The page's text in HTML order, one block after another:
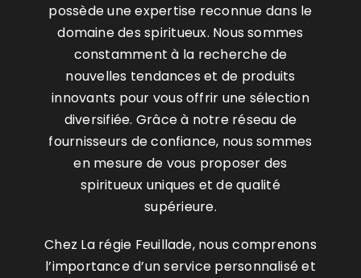
possède une expertise reconnue dans le
domaine des spiritueux. Nous sommes
constamment à la recherche de
nouvelles tendances et de produits
innovants pour vous offrir une sélection
diversifiée. Grâce à notre réseau de
fournisseurs de confiance, nous sommes
en mesure de vous proposer des
spiritueux uniques et de qualité
supérieure.
Chez La régie Feuillade, nous comprenons
l’importance d’un service personnalisé et